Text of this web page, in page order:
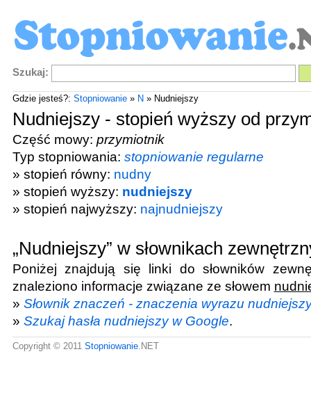
Szukaj:
Gdzie jesteś?: Stopniowanie» N » Nudniejszy
Nudniejszy - stopień wyższy od
Część mowy: przymiotnik
Typ stopniowania: stopniowanie regularne
» stopień równy: nudny
» stopień wyższy: nudniejszy
» stopień najwyższy: najnudniejszy
„Nudniejszy” w słownikach
Poniżej znajdują się linki do słowników
znaleziono informacje związane ze słowem
» Słownik znaczeń - znaczenia wyrazu
» Szukaj hasła nudniejszy w Google.
Copyright © 2011 Stopniowanie.NET